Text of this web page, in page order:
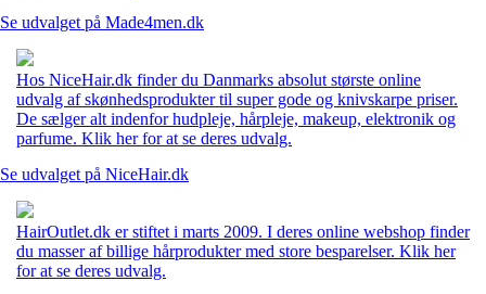
Se udvalget på Made4men.dk
Hos NiceHair.dk finder du Danmarks absolut største online
udvalg af skønhedsprodukter til super gode og knivskarpe priser.
De sælger alt indenfor hudpleje, hårpleje, makeup, elektronik og
parfume. Klik her for at se deres udvalg.
Se udvalget på NiceHair.dk
HairOutlet.dk er stiftet i marts 2009. I deres online webshop finder
du masser af billige hårprodukter med store besparelser. Klik her
for at se deres udvalg.